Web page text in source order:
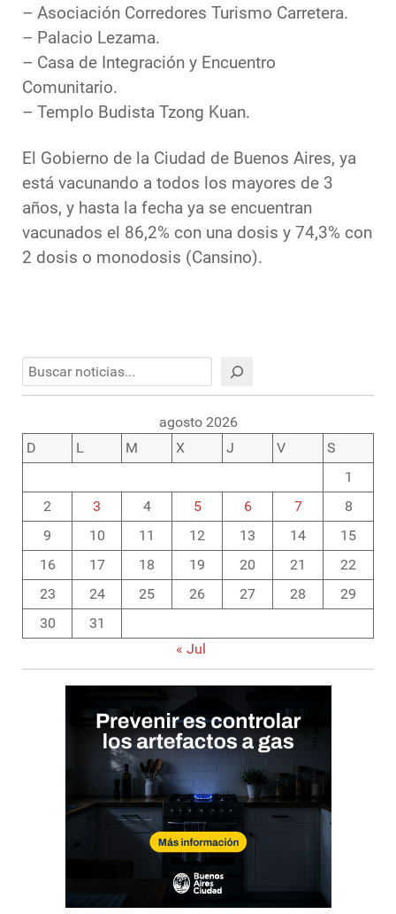
– Asociación Corredores Turismo Carretera.
– Palacio Lezama.
– Casa de Integración y Encuentro
Comunitario.
– Templo Budista Tzong Kuan.
El Gobierno de la Ciudad de Buenos Aires, ya
está vacunando a todos los mayores de 3
años, y hasta la fecha ya se encuentran
vacunados el 86,2% con una dosis y 74,3% con
2 dosis o monodosis (Cansino).
Buscar
agosto 2026
D
L M X J V
S
1
2
3 4 5 6 7
8
9
10 11 12 13 14
15
16
17 18 19 20 21
22
23
24 25 26 27 28
29
30
31
« Jul